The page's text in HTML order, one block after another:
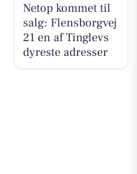
Netop kommet til
salg: Flensborgvej
21 en af Tinglevs
dyreste adresser